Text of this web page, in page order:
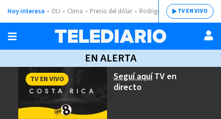
Hoy interesa OIJ Clima Precio del dólar Rodrigo ChavesTV EN VIVO
EN ALERTA
Seguí aquíTV en
directo
TV EN VIVO